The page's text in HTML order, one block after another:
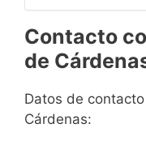
Contacto
de
Datos de
Cárdenas: